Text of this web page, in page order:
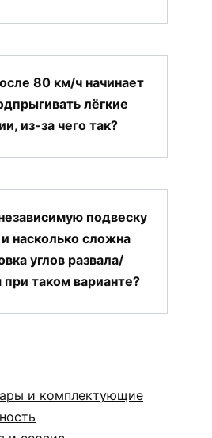
80 км/ч начинает
лёгкие
из-за чего так?
подвеску
насколько сложна
углов развала/
таком варианте?
и комплектующие